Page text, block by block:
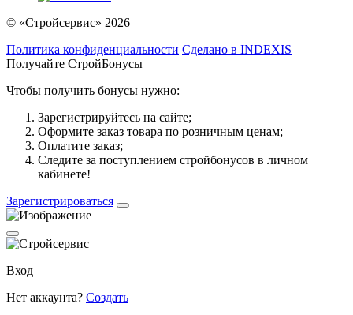
© «Стройсервис» 2026
Политика конфиденциальности Сделано в INDEXIS
Получайте СтройБонусы
Чтобы получить бонусы нужно:
Зарегистрируйтесь на сайте;
Оформите заказ товара по розничным ценам;
Оплатите заказ;
Следите за поступлением стройбонусов в личном
кабинете!
Зарегистрироваться
Вход
Нет аккаунта? Создать